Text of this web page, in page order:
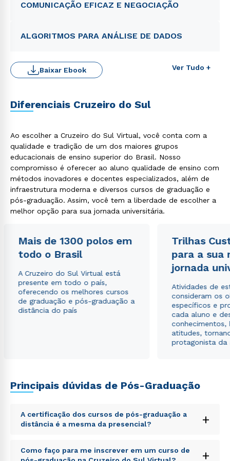
COMUNICAÇÃO EFICAZ E NEGOCIAÇÃO
ALGORITMOS PARA ANÁLISE DE DADOS
Ver Tudo +
Baixar Ebook
Diferenciais Cruzeiro do Sul
Ao escolher a Cruzeiro do Sul Virtual, você conta com a
qualidade e tradição de um dos maiores grupos
educacionais de ensino superior do Brasil. Nosso
compromisso é oferecer ao aluno qualidade de ensino com
métodos inovadores e docentes especializados, além de
infraestrutura moderna e diversos cursos de graduação e
pós-graduação. Assim, você tem a liberdade de escolher a
melhor opção para sua jornada universitária.
Mais de 1300 polos em
todo o Brasil
A Cruzeiro do Sul Virtual está
presente em todo o país,
oferecendo os melhores cursos
de graduação e pós-graduação a
distância do país
Trilhas
para a sua
jornada
Atividades de
consideram os
específicos e
cada aluno e
conhecimentos,
atitudes,
protagonista da
Principais dúvidas de Pós-Graduação
A certificação dos cursos de pós-graduação a
distância é a mesma da presencial?
+
Sed ut perspiciatis unde omnis iste natus error sit
voluptatem accusantium doloremque laudantium,
Como faço para me inscrever em um curso de
+
WhatsApp
ou
autorizo que meus dados sejam utilizados para o
envio de conteúdos da Cruzeiro do Sul.